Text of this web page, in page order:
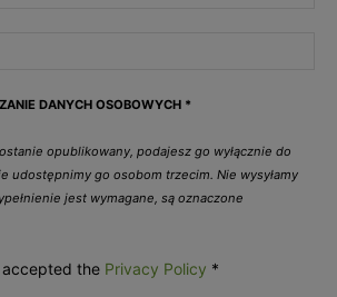
DANYCH OSOBOWYCH *
opublikowany, podajesz go wyłącznie do
udostępnimy go osobom trzecim. Nie wysyłamy
jest wymagane, są oznaczone
the Privacy Policy *